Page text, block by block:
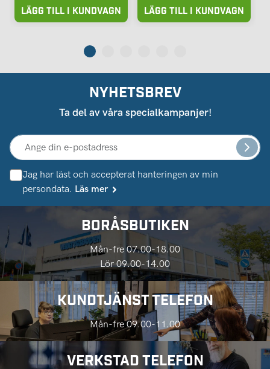
LÄGG TILL I KUNDVAGN LÄGG TILL I KUNDVAGN
NYHETSBREV
Ta del av våra specialkampanjer!
Jag har läst och accepterat hanteringen av min
persondata. Läs mer
BORÅSBUTIKEN
Mån-fre 07.00-18.00
Lör 09.00-14.00
KUNDTJÄNST TELEFON
Mån-fre 09.00-11.00
VERKSTAD TELEFON